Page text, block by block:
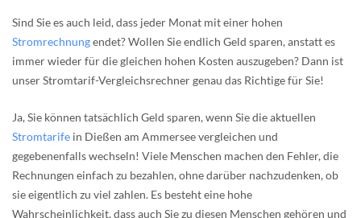
Sind Sie es auch leid, dass jeder Monat mit einer hohen
Stromrechnungendet? Wollen Sie endlich Geld sparen, anstatt es
immer wieder für die gleichen hohen Kosten auszugeben? Dann ist
unser Stromtarif-Vergleichsrechner genau das Richtige für Sie!
Ja, Sie können tatsächlich Geld sparen, wenn Sie die aktuellen
Stromtarife in Dießen am Ammersee vergleichen und
gegebenenfalls wechseln! Viele Menschen machen den Fehler, die
Rechnungen einfach zu bezahlen, ohne darüber nachzudenken, ob
sie eigentlich zu viel zahlen. Es besteht eine hohe
Wahrscheinlichkeit, dass auch Sie zu diesen Menschen gehören und